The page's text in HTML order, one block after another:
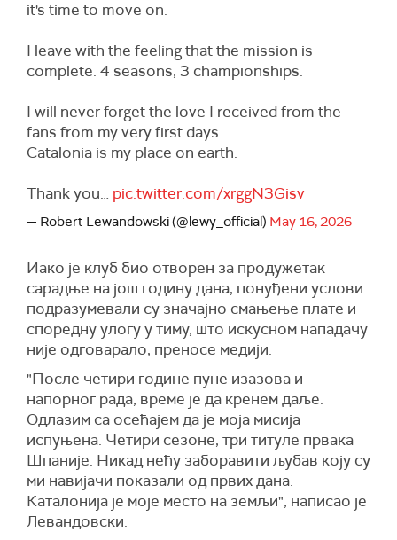
it's time to move on.
I leave with the feeling that the mission is
complete. 4 seasons, 3 championships.
I will never forget the love I received from the
fans from my very first days.
Catalonia is my place on earth.
Thank you… pic.twitter.com/xrggN3Gisv
— Robert Lewandowski (@lewy_official) May 16, 2026
Иако је клуб био отворен за продужетак
сарадње на још годину дана, понуђени услови
подразумевали су значајно смањење плате и
споредну улогу у тиму, што искусном нападачу
није одговарало, преносе медији.
"После четири године пуне изазова и
напорног рада, време је да кренем даље.
Одлазим са осећајем да је моја мисија
испуњена. Четири сезоне, три титуле првака
Шпаније. Никад нећу заборавити љубав коју су
ми навијачи показали од првих дана.
Каталонија је моје место на земљи", написао је
Левандовски.